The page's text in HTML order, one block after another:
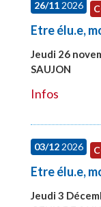
26/112026
Etre élu.e,
Jeudi 26
SAUJON
Infos
03/122026
Etre élu.e,
Jeudi 3